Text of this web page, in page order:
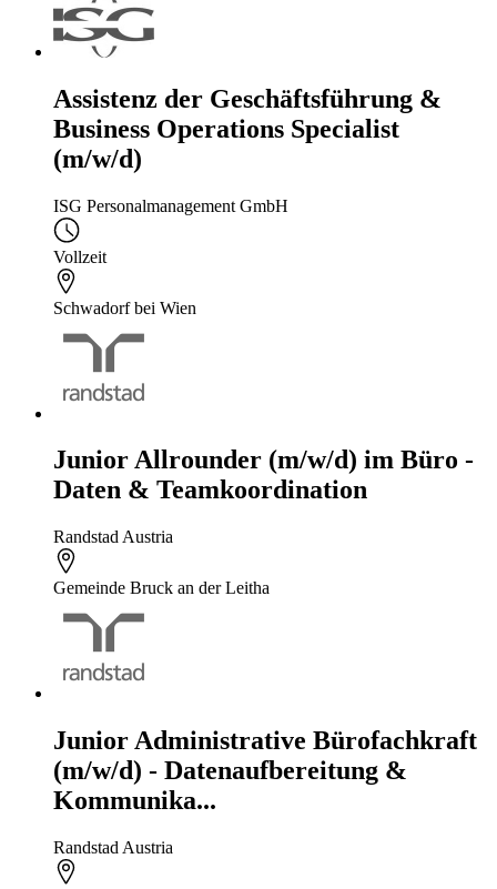
Assistenz der Geschäftsführung &
Business Operations Specialist
(m/w/d)
ISG Personalmanagement GmbH
Vollzeit
Schwadorf bei Wien
Junior Allrounder (m/w/d) im Büro -
Daten & Teamkoordination
Randstad Austria
Gemeinde Bruck an der Leitha
Junior Administrative Bürofachkraft
(m/w/d) - Datenaufbereitung &
Kommunika...
Randstad Austria